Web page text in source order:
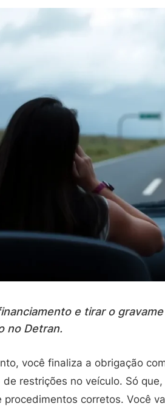
e tirar o
no Detran.
você finaliza a obrigação
restrições no veículo. Só
corretos. Você